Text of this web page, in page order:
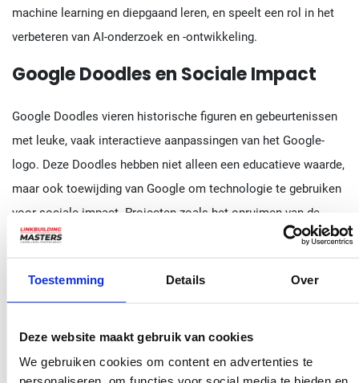
Toestemming Details Over
Deze website maakt gebruik van cookies
We gebruiken cookies om content en advertenties te
machine learning en diepgaand leren, en speelt een rol in het
verbeteren van AI-onderzoek en -ontwikkeling.
Google Doodles en Sociale Impact
Google Doodles vieren historische figuren en gebeurtenissen
met leuke, vaak interactieve aanpassingen van het Google-
logo. Deze Doodles hebben niet alleen een educatieve waarde,
maar ook toewijding van Google om technologie te gebruiken
voor sociale impact. Projecten zoals het opruimen van de
lucht in Afrika tonen aan hoe Google technologie inzet om
wereldwijde uitdagingen aan te gaan en gemeenschappen te
ondersteunen.
Browsen in Google en hoger scoren
in zoekmachines zoals
Google zijn twee belangrijke aspecten van het moderne